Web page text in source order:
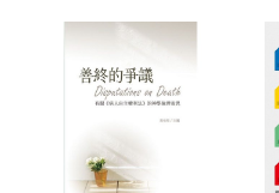
■ 第二章寫失智症到底
論點與方向，但是最終的目
■ 第三章寫到，失智症